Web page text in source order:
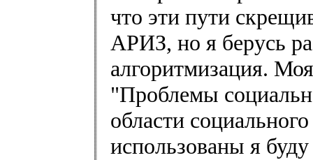
что эти пути
АРИЗ, но я берусь
алгоритмизация.
"Проблемы
области
использованы я